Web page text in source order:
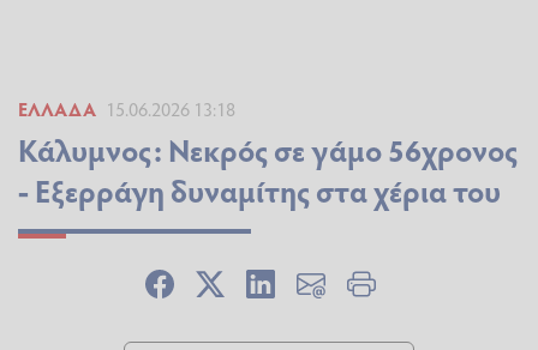
ΕΛΛΆΔΑ 15.06.2026 13:18
Κάλυμνος: Νεκρός σε γάμο 56χρονος
- Εξερράγη δυναμίτης στα χέρια του